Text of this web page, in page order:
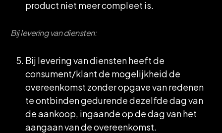
product niet meer compleet is.
Bij levering van diensten:
Bij levering van diensten heeft de
consument/klant de mogelijkheid de
overeenkomst zonder opgave van redenen
te ontbinden gedurende dezelfde dag van
de aankoop, ingaande op de dag van het
aangaan van de overeenkomst.